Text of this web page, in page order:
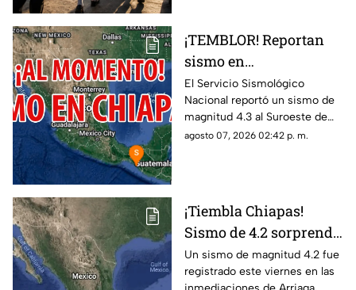
¡TEMBLOR! Reportan
sismo en
MAPASTEPEC, Chiapas,
hoy 7 de agosto del
2026
El Servicio Sismológico
Nacional reportó un sismo de
magnitud 4.3 al Suroeste de
MAPASTEPEC, Chiapas. Aquí
agosto 07, 2026 02:42 p. m.
¡Tiembla Chiapas!
Sismo de 4.2 sorprende
a Arriaga este viernes 7
de agosto
Un sismo de magnitud 4.2 fue
registrado este viernes en las